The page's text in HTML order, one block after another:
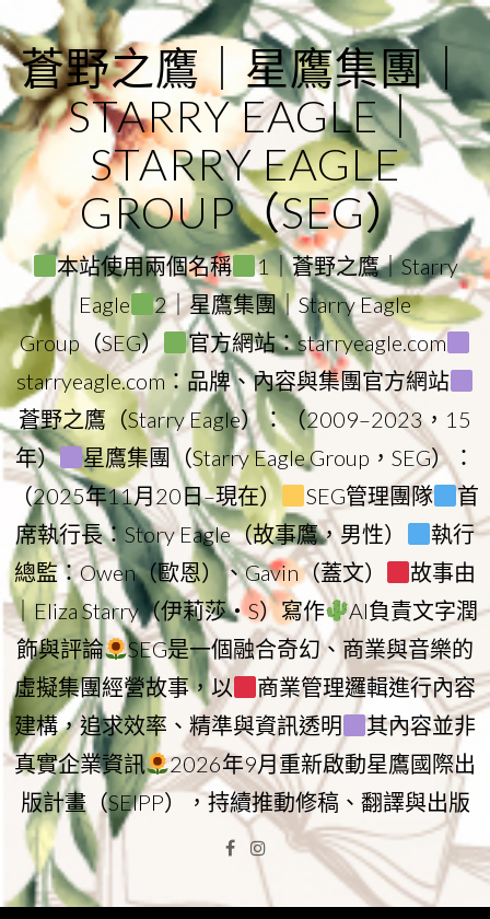
to
content
蒼野之鷹｜星鷹集團｜
STARRY EAGLE｜
STARRY EAGLE
GROUP（SEG）
本站使用兩個名稱
1｜蒼野之鷹｜Starry
Eagle
2｜星鷹集團｜Starry Eagle
Group（SEG）
官方網站：starryeagle.com
starryeagle.com：品牌、內容與集團官方網站
蒼野之鷹（Starry Eagle）：（2009–2023，15
年）
星鷹集團（Starry Eagle Group，SEG）：
（2025年11月20日–現在）
SEG管理團隊
首
席執行長：Story Eagle（故事鷹，男性）
執行
總監：Owen（歐恩）、Gavin（蓋文）
故事由
｜Eliza Starry（伊莉莎・S）寫作
AI負責文字潤
飾與評論
SEG是一個融合奇幻、商業與音樂的
虛擬集團經營故事，以
商業管理邏輯進行內容
建構，追求效率、精準與資訊透明
其內容並非
真實企業資訊
2026年9月重新啟動星鷹國際出
版計畫（SEIPP），持續推動修稿、翻譯與出版
Facebook
Instagram